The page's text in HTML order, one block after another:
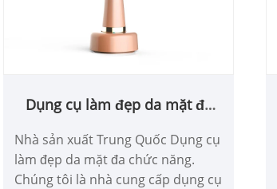
Dụng cụ làm đẹp da mặt đa
Nhà sản xuất Trung Quốc Dụng cụ
làm đẹp da mặt đa chức năng.
Chúng tôi là nhà cung cấp dụng cụ